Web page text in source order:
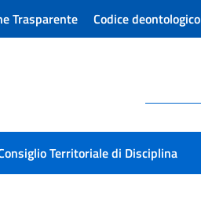
Trasparente Codice deontologico
Territoriale di Disciplina